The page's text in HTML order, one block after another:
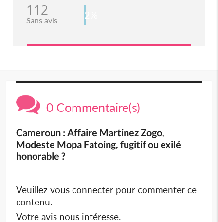
112
Sans avis 2%
0 Commentaire(s)
Cameroun : Affaire Martinez Zogo,
Modeste Mopa Fatoing, fugitif ou exilé
honorable ?
Veuillez vous connecter pour commenter ce
contenu.
Votre avis nous intéresse.